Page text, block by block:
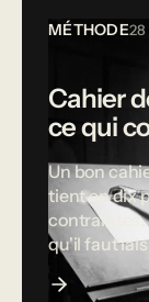
MÉTHODE28
Cahier
ce qui
Un bon
tient en dix
contraintes,
qu'il faut